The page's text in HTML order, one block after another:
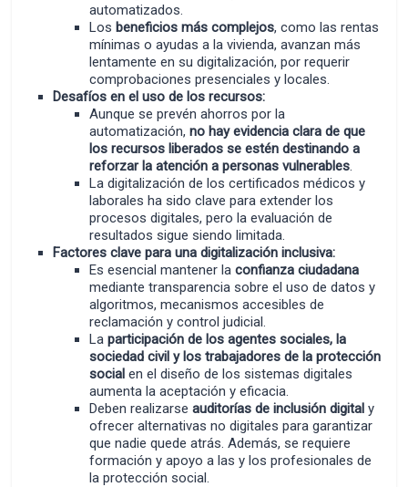
automatizados.
Los beneficios más complejos, como las rentas
mínimas o ayudas a la vivienda, avanzan más
lentamente en su digitalización, por requerir
comprobaciones presenciales y locales.
Desafíos en el uso de los recursos:
Aunque se prevén ahorros por la
automatización,no hay evidencia clara de que
los recursos liberados se estén destinando a
reforzar la atención a personas vulnerables.
La digitalización de los certificados médicos y
laborales ha sido clave para extender los
procesos digitales, pero la evaluación de
resultados sigue siendo limitada.
Factores clave para una digitalización inclusiva:
Es esencial mantener laconfianza ciudadana
mediante transparencia sobre el uso de datos y
algoritmos, mecanismos accesibles de
reclamación y control judicial.
Laparticipación de los agentes sociales, la
sociedad civil y los trabajadores de la protección
social en el diseño de los sistemas digitales
aumenta la aceptación y eficacia.
Deben realizarseauditorías de inclusión digital y
ofrecer alternativas no digitales para garantizar
que nadie quede atrás. Además, se requiere
formación y apoyo a las y los profesionales de
la protección social.